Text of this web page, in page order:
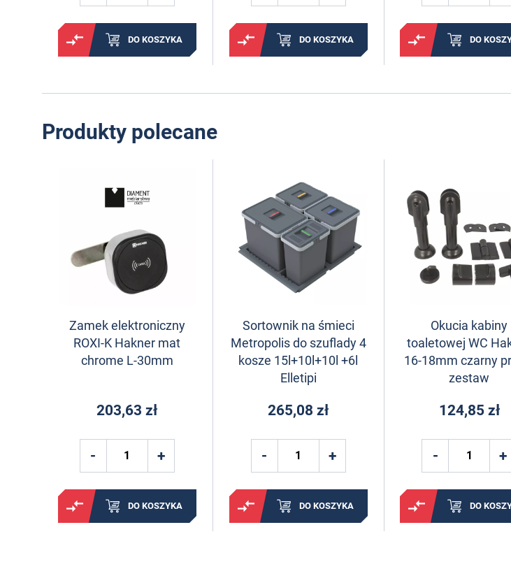
DO KOSZYKA DO KOSZYKA DO
Produkty polecane
Zamek elektroniczny
ROXI-K Hakner mat
chrome L-30mm
203,63 zł
DO KOSZYKA
Sortownik na śmieci
Metropolis do szuflady 4
kosze 15l+10l+10l +6l
Elletipi
265,08 zł
DO KOSZYKA
Okucia kabiny
toaletowej WC
16-18mm czarny
zestaw
124,85 zł
DO